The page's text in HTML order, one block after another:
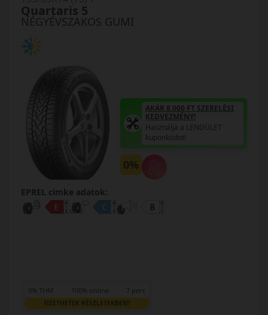
NÉGYÉVSZAKOS GUMI
Quartaris 5
AKÁR 8.000 FT SZERELÉSI
KEDVEZMÉNY!
Használja a LENDÜLET
kuponkódot!
0%
EPREL cimke adatok:
0% THM 100% online 7 perc
FIZETHETEK RÉSZLETEKBEN?